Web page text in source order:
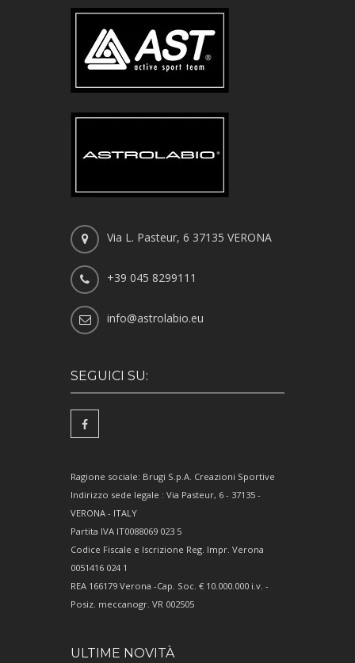
Via L. Pasteur, 6 37135 VERONA
+39 045 8299111
info@astrolabio.eu
SEGUICI SU:
Ragione sociale: Brugi S.p.A. Creazioni Sportive
Indirizzo sede legale : Via Pasteur, 6 - 37135 -
VERONA - ITALY
Partita IVA IT0088069 023 5
Codice Fiscale e Iscrizione Reg. Impr. Verona
0051416 024 1
REA 166179 Verona -Cap. Soc. € 10.000.000 i.v. -
Posiz. meccanogr. VR 002505
ULTIME NOVITÀ